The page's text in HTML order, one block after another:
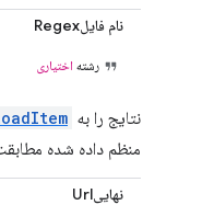
نام فایلRegex
رشته اختیاری
نتایج را به
منظم داده شده
نهاییUrl